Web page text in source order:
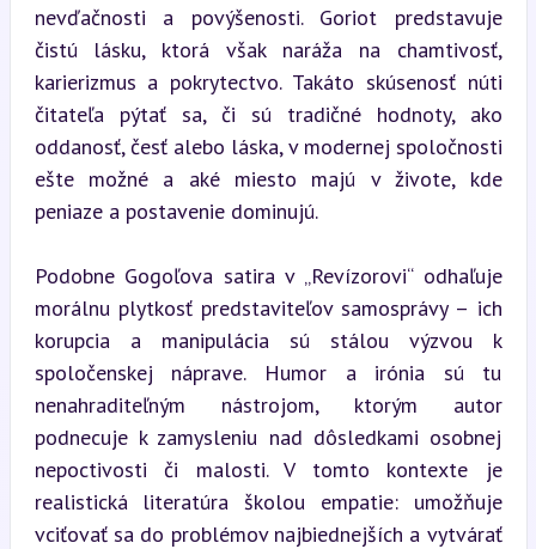
nevďačnosti a povýšenosti. Goriot predstavuje
čistú lásku, ktorá však naráža na chamtivosť,
karierizmus a pokrytectvo. Takáto skúsenosť núti
čitateľa pýtať sa, či sú tradičné hodnoty, ako
oddanosť, česť alebo láska, v modernej spoločnosti
ešte možné a aké miesto majú v živote, kde
peniaze a postavenie dominujú.
Podobne Gogoľova satira v „Revízorovi“ odhaľuje
morálnu plytkosť predstaviteľov samosprávy – ich
korupcia a manipulácia sú stálou výzvou k
spoločenskej náprave. Humor a irónia sú tu
nenahraditeľným nástrojom, ktorým autor
podnecuje k zamysleniu nad dôsledkami osobnej
nepoctivosti či malosti. V tomto kontexte je
realistická literatúra školou empatie: umožňuje
vciťovať sa do problémov najbiednejších a vytvárať